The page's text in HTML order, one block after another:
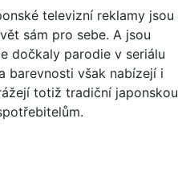
televizní reklamy jsou
sám pro sebe. A jsou
dočkaly parodie v seriálu
barevnosti však nabízejí i
totiž tradiční japonskou